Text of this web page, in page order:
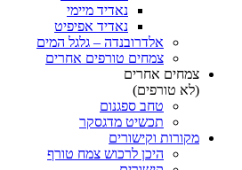
נאדיד מיימי
נאדיד אפיפיט
אלדרובנדה – גלגל המים
צמחים טורפים אחרים
צמחים אחרים
(לא טורפים)
טחב ספגנום
תכשיט מדגסקר
מקורות וקישורים
היכן לרכוש צמח טורף